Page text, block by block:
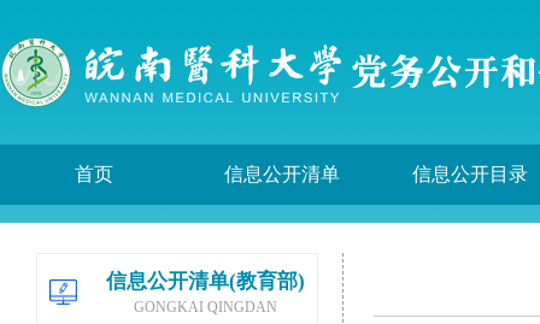
首页 信息公开清单 信息公开目录
信息公开清单(教育部)
GONGKAI QINGDAN